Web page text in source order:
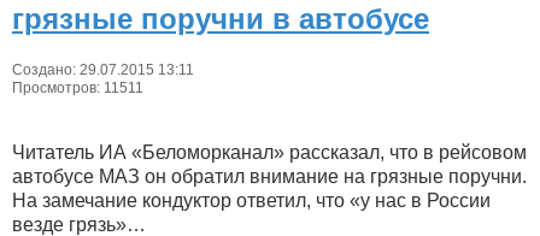
грязные поручни в автобусе
Создано: 29.07.2015 13:11
Просмотров: 11511
Читатель ИА «Беломорканал» рассказал, что в рейсовом
автобусе МАЗ он обратил внимание на грязные поручни.
На замечание кондуктор ответил, что «у нас в России
везде грязь»…